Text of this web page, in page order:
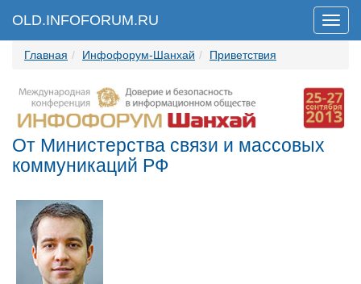
Меню
OLD.INFOFORUM.RU
Главная Инфофорум-Шанхай Приветствия
От Министерства связи и массовых
коммуникаций РФ